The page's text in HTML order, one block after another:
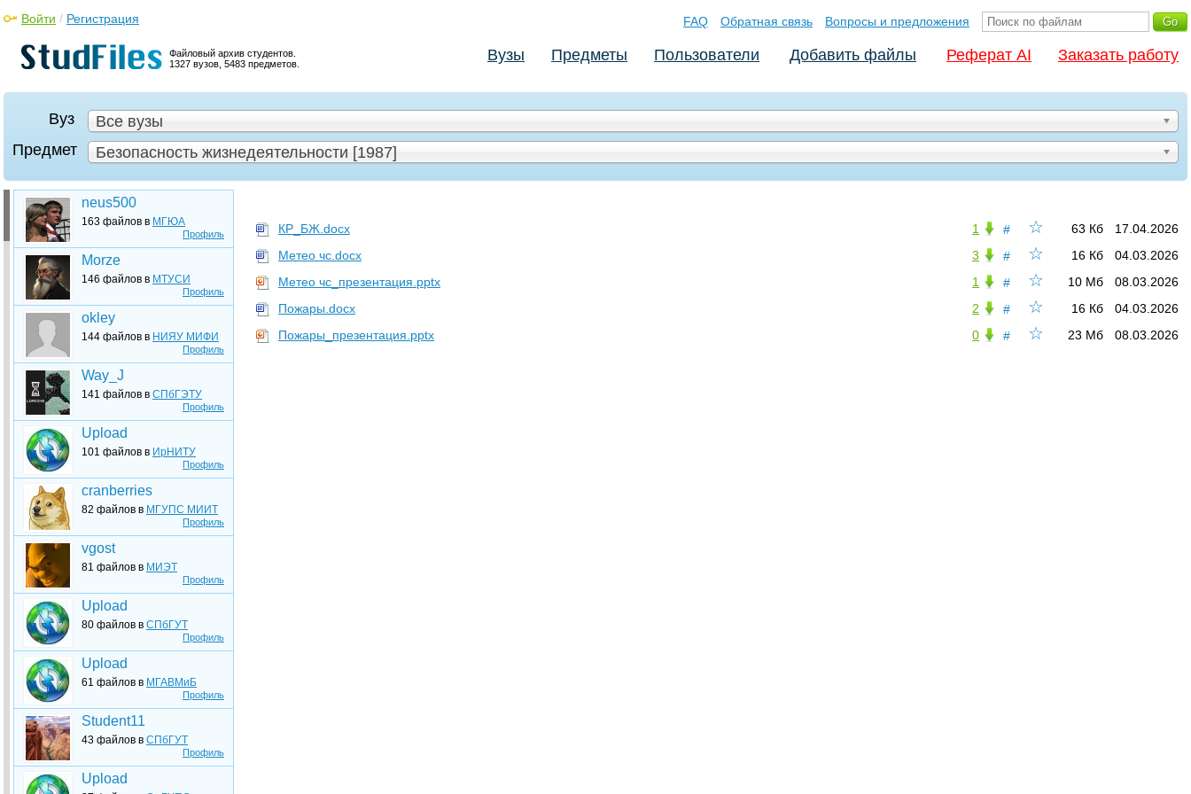
Файловый архив студентов.
1327 вузов, 5483 предметов.
Войти / Регистрация FAQ Обратная связь Вопросы и предложения
Вузы Предметы Пользователи Добавить файлы Реферат AI Заказать работу
Вуз
Все вузы
Предмет
Безопасность жизнедеятельности [1987]
Профиль
neus500
163 файлов в МГЮА
Профиль
Morze
146 файлов в МТУСИ
Профиль
okley
144 файлов в НИЯУ МИФИ
Профиль
Way_J
141 файлов в СПбГЭТУ
Профиль
Upload
101 файлов в ИрНИТУ
Профиль
cranberries
82 файлов в МГУПС МИИТ
Профиль
vgost
81 файлов в МИЭТ
Профиль
Upload
80 файлов в СПбГУТ
Профиль
Upload
61 файлов в МГАВМиБ
Профиль
Student11
43 файлов в СПбГУТ
Upload
☆
# 17.04.2026
63 Кб
1
КР_БЖ.docx
☆
# 04.03.2026
16 Кб
3
Метео чс.docx
☆
# 08.03.2026
10 Мб
1
Метео чс_презентация.pptx
☆
# 04.03.2026
16 Кб
2
Пожары.docx
☆
# 08.03.2026
23 Мб
0
Пожары_презентация.pptx